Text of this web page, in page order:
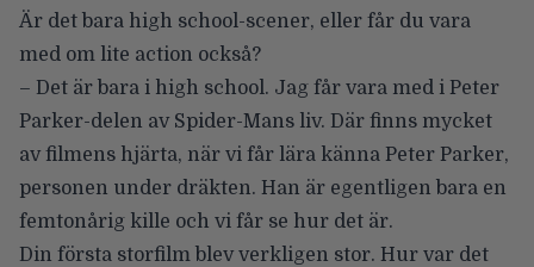
Är det bara high school-scener, eller får du vara
med om lite action också?
– Det är bara i high school. Jag får vara med i Peter
Parker-delen av Spider-Mans liv. Där finns mycket
av filmens hjärta, när vi får lära känna Peter Parker,
personen under dräkten. Han är egentligen bara en
femtonårig kille och vi får se hur det är.
Din första storfilm blev verkligen stor. Hur var det